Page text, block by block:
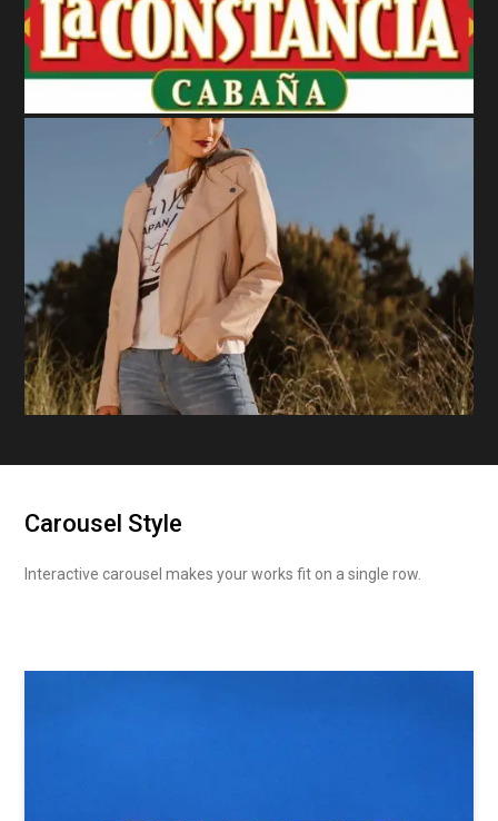
Carousel Style
Interactive carousel makes your works fit on a single row.